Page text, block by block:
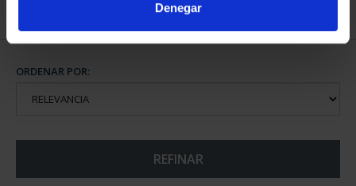
Denegar
ORDENAR POR:
REFINAR